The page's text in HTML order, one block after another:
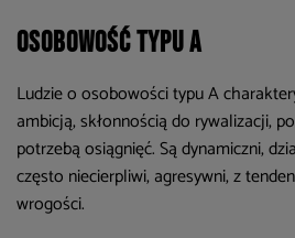
Osobowość typu A
Ludzie o osobowości typu A
ambicją, skłonnością do rywalizacji,
potrzebą osiągnięć. Są dynamiczni,
często niecierpliwi, agresywni, z
wrogości.